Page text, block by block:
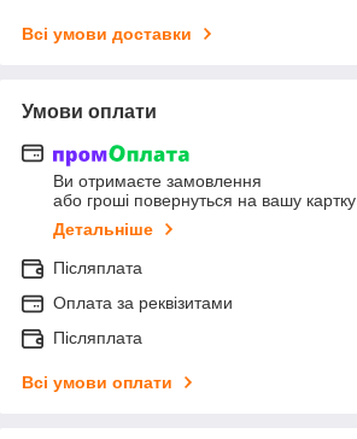
Всі умови доставки
Умови оплати
Ви отримаєте замовлення
або гроші повернуться на вашу картку
Детальніше
Післяплата
Оплата за реквізитами
Післяплата
Всі умови оплати